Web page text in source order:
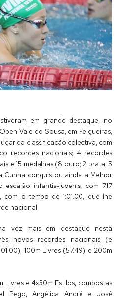
em grande destaque, no
Vale do Sousa, em Felgueiras,
da classificação colectiva, com
recordes nacionais; 4 recordes
e 15 medalhas (8 ouro; 2 prata; 5
Cunha conquistou ainda a Melhor
infantis-juvenis, com 717
com o tempo de 1:01.00, que lhe
nacional.
vez mais em destaque nesta
novos recordes nacionais (e
100m Livres (57.49) e 200m
Livres e 4x50m Estilos, compostas
Pego, Angélica André e José